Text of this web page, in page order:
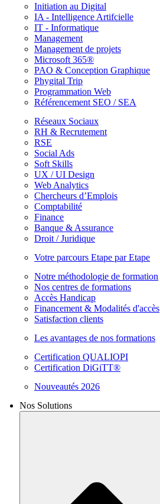
Initiation au Digital
IA - Intelligence Artifcielle
IT - Informatique
Management
Management de projets
Microsoft 365®
PAO & Conception Graphique
Phygital Trip
Programmation Web
Référencement SEO / SEA
Réseaux Sociaux
RH & Recrutement
RSE
Social Ads
Soft Skills
UX / UI Design
Web Analytics
Chercheurs d’Emplois
Comptabilité
Finance
Banque & Assurance
Droit / Juridique
Votre parcours Etape par Etape
Notre méthodologie de formation
Nos centres de formations
Accès Handicap
Financement & Modalités d'accès
Satisfaction clients
Les avantages de nos formations
Certification QUALIOPI
Certification DiGiTT®
Nouveautés 2026
Nos Solutions